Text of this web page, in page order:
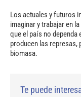
Los actuales y futuros
imaginar y trabajar en
que el país no dependa
producen las represas,
biomasa.